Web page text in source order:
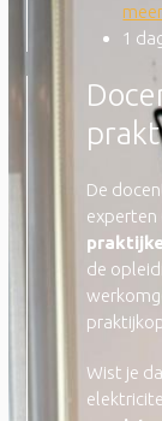
1
De
experten
de
Wist je